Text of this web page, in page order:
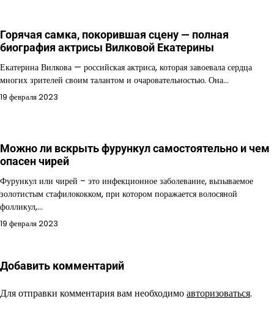
Горячая самка, покорившая сцену — полная
биография актрисы Вилковой Екатерины
Екатерина Вилкова — российская актриса, которая завоевала сердца
многих зрителей своим талантом и очаровательностью. Она…
19 февраля 2023
Можно ли вскрыть фурункул самостоятельно и чем
опасен чирей
Фурункул или чирей – это инфекционное заболевание, вызываемое
золотистым стафилококком, при котором поражается волосяной
фолликул,…
19 февраля 2023
Добавить комментарий
Для отправки комментария вам необходимоавторизоваться.